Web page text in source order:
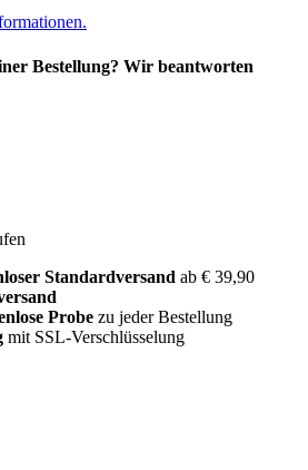
Bestellung? Wir beantworten
Standardversand ab € 39,90
Probe zu jeder Bestellung
mit SSL-Verschlüsselung